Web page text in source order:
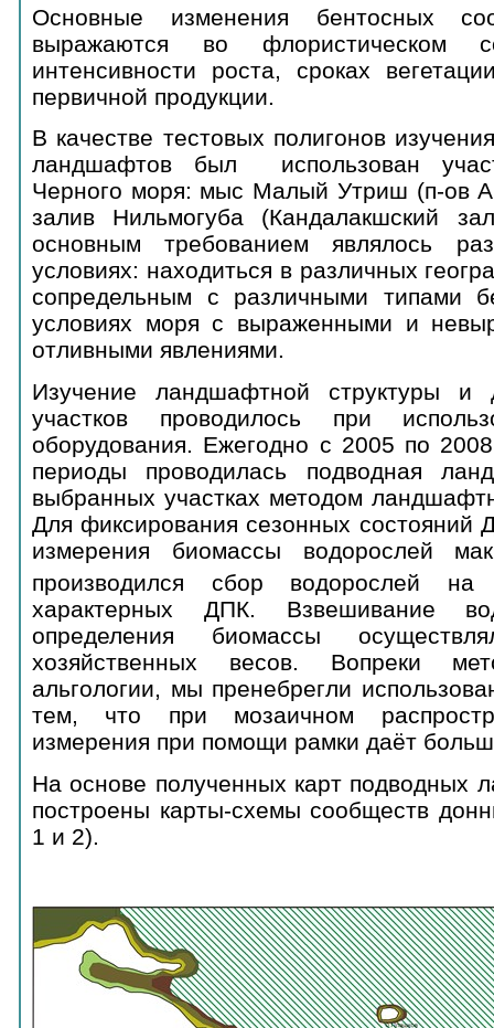
Основные изменения бентосных
выражаются во флористическом
интенсивности роста, сроках
первичной продукции.
В качестве тестовых полигонов
ландшафтов был использован
Черного моря: мыс Малый Утриш (п-ов
залив Нильмогуба (Кандалакшский
основным требованием являлось
условиях: находиться в различных
сопредельным с различными типами
условиях моря с выраженными и
отливными явлениями.
Изучение ландшафтной структуры и
участков проводилось при
оборудования. Ежегодно с 2005 по
периоды проводилась подводная
выбранных участках методом
Для фиксирования сезонных состояний
измерения биомассы водорослей
производился сбор водорослей
характерных ДПК. Взвешивание
определения биомассы
хозяйственных весов. Вопреки
альгологии, мы пренебрегли
тем, что при мозаичном
измерения при помощи рамки даёт
На основе полученных карт подводных
построены карты-схемы сообществ
1 и 2).